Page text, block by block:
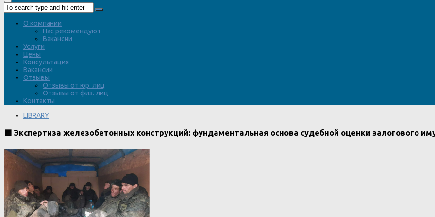
О компании
Нас рекомендуют
Вакансии
Услуги
Цены
Консультация
Вакансии
Отзывы
Отзывы от юр. лиц
Отзывы от физ. лиц
Контакты
LIBRARY
🟩 Экспертиза железобетонных конструкций: фундаментальная основа судебной оценки залогового